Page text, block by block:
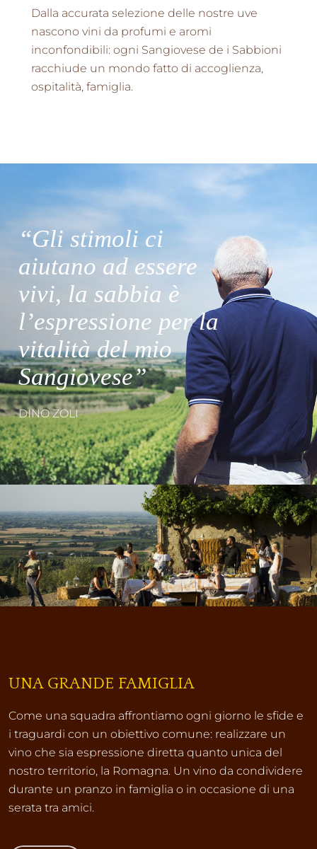
Dalla accurata selezione delle nostre uve
nascono vini da profumi e aromi
inconfondibili: ogni Sangiovese de i Sabbioni
racchiude un mondo fatto di accoglienza,
ospitalità, famiglia.
“Gli stimoli ci
aiutano ad essere
vivi, la sabbia è
l’espressione per la
vitalità del mio
Sangiovese”
DINO ZOLI
UNA GRANDE FAMIGLIA
Come una squadra affrontiamo ogni giorno le sfide e
i traguardi con un obiettivo comune: realizzare un
vino che sia espressione diretta quanto unica del
nostro territorio, la Romagna. Un vino da condividere
durante un pranzo in famiglia o in occasione di una
serata tra amici.